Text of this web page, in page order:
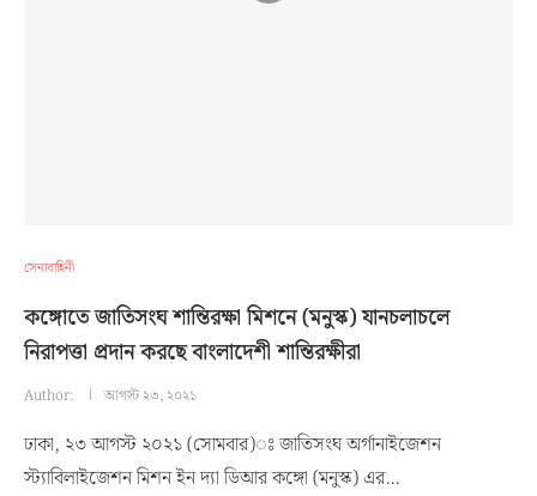
সেনাবাহিনী
কঙ্গোতে জাতিসংঘ শান্তিরক্ষা মিশনে (মনুস্ক) যানচলাচলে
নিরাপত্তা প্রদান করছে বাংলাদেশী শান্তিরক্ষীরা
Author: আগস্ট ২৩, ২০২১
ঢাকা, ২৩ আগস্ট ২০২১ (সোমবার)ঃ জাতিসংঘ অর্গানাইজেশন
স্ট্যাবিলাইজেশন মিশন ইন দ্যা ডিআর কঙ্গো (মনুস্ক) এর…